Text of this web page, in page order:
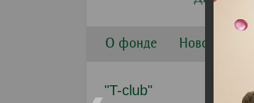
О фонде Новости
"T-club"